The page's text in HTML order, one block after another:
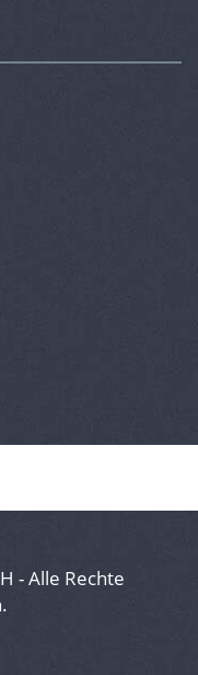
- Alle Rechte